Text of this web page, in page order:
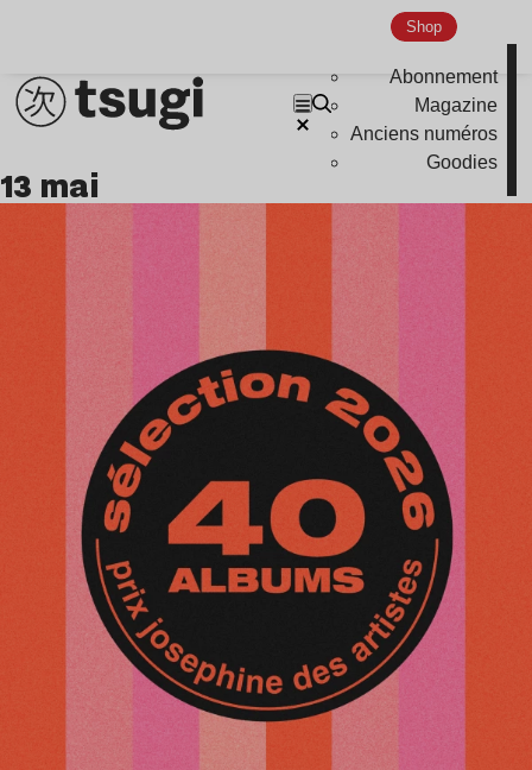
Shop
Abonnement
Magazine
Anciens numéros
Goodies
13 mai